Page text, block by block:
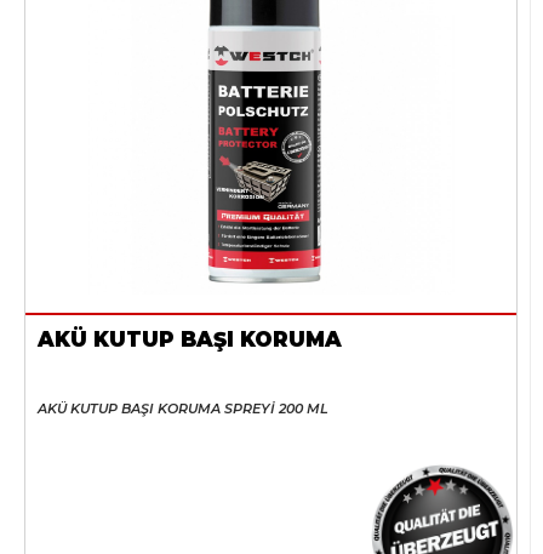
AKÜ KUTUP BAŞI KORUMA
AKÜ KUTUP BAŞI KORUMA SPREYİ 200 ML